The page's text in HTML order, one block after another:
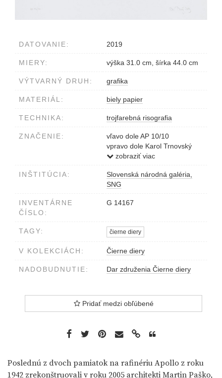
DATOVANIE: 2019
MIERY: výška 31.0 cm, šírka 44.0 cm
VÝTVARNÝ DRUH: grafika
MATERIÁL: biely papier
TECHNIKA: trojfarebná risografia
ZNAČENIE:
vľavo dole AP 10/10
vpravo dole Karol Trnovský
2019zobraziť viac
INŠTITÚCIA:
Slovenská národná galéria,
SNG
INVENTÁRNE
ČÍSLO:
G 14167
TAGY: čierne diery
V KOLEKCIÁCH: Čierne diery
NADOBUDNUTIE: Dar združenia Čierne diery
Pridať medzi obľúbené
Poslednú z dvoch pamiatok na rafinériu Apollo z roku
1942 zrekonštruovali v roku 2005 architekti Martin Paško,